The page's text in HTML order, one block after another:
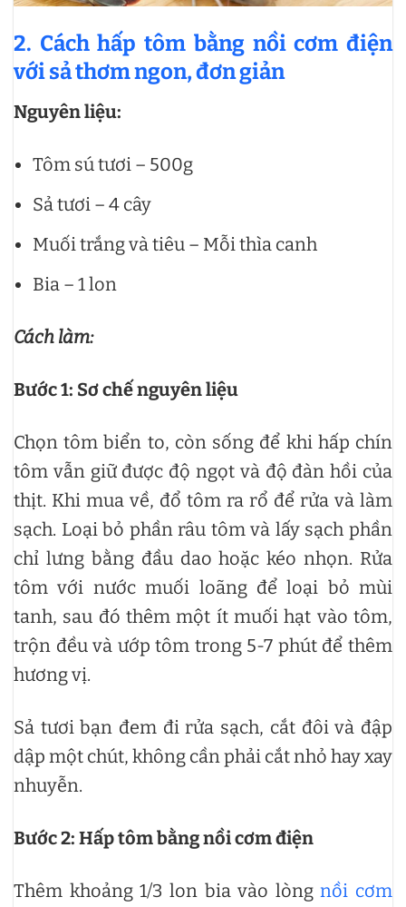
2. Cách hấp tôm bằng nồi cơm điện
với sả thơm ngon, đơn giản
Nguyên liệu:
Tôm sú tươi – 500g
Sả tươi – 4 cây
Muối trắng và tiêu – Mỗi thìa canh
Bia – 1 lon
Cách làm:
Bước 1: Sơ chế nguyên liệu
Chọn tôm biển to, còn sống để khi hấp chín
tôm vẫn giữ được độ ngọt và độ đàn hồi của
thịt. Khi mua về, đổ tôm ra rổ để rửa và làm
sạch. Loại bỏ phần râu tôm và lấy sạch phần
chỉ lưng bằng đầu dao hoặc kéo nhọn. Rửa
tôm với nước muối loãng để loại bỏ mùi
tanh, sau đó thêm một ít muối hạt vào tôm,
trộn đều và ướp tôm trong 5-7 phút để thêm
hương vị.
Sả tươi bạn đem đi rửa sạch, cắt đôi và đập
dập một chút, không cần phải cắt nhỏ hay xay
nhuyễn.
Bước 2: Hấp tôm bằng nồi cơm điện
Thêm khoảng 1/3 lon bia vào lòngnồi cơm